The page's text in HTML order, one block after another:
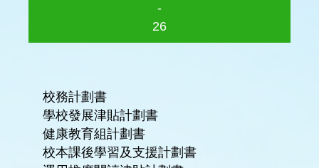
-
26
校務計劃書
學校發展津貼計劃書
健康教育組計劃書
校本課後學習及支援計劃書